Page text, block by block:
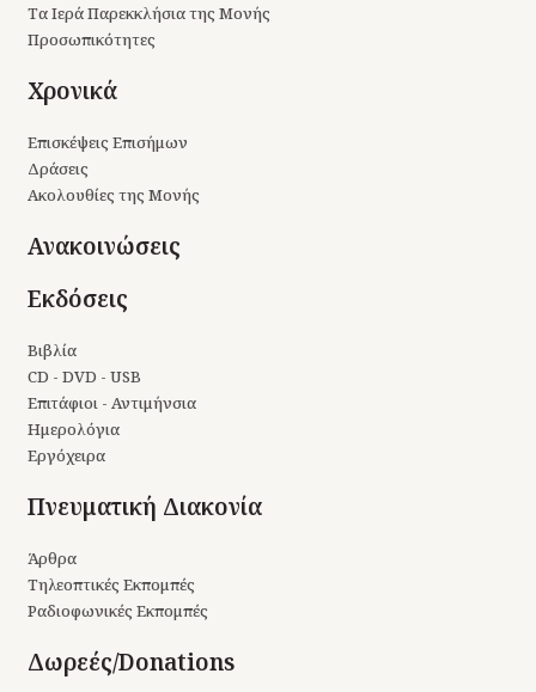
Τα Ιερά Παρεκκλήσια της Μονής
Προσωπικότητες
Χρονικά
Επισκέψεις Επισήμων
Δράσεις
Ακολουθίες της Μονής
Ανακοινώσεις
Εκδόσεις
Βιβλία
CD - DVD - USB
Επιτάφιοι - Αντιμήνσια
Ημερολόγια
Εργόχειρα
Πνευματική Διακονία
Άρθρα
Τηλεοπτικές Εκπομπές
Ραδιοφωνικές Εκπομπές
Δωρεές/Donations